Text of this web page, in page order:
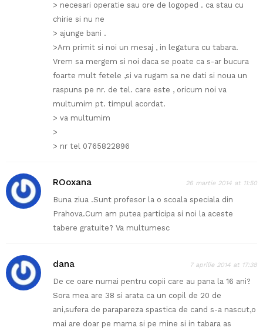
> necesari operatie sau ore de logoped . ca stau cu
chirie si nu ne
> ajunge bani .
>Am primit si noi un mesaj , in legatura cu tabara.
Vrem sa mergem si noi daca se poate ca s-ar bucura
foarte mult fetele ,si va rugam sa ne dati si noua un
raspuns pe nr. de tel. care este , oricum noi va
multumim pt. timpul acordat.
> va multumim
>
> nr tel 0765822896
ROoxana 26 martie 2014 at 11:50
Buna ziua .Sunt profesor la o scoala speciala din
Prahova.Cum am putea participa si noi la aceste
tabere gratuite? Va multumesc
dana 7 aprilie 2014 at 17:38
De ce oare numai pentru copii care au pana la 16 ani?
Sora mea are 38 si arata ca un copil de 20 de
ani,sufera de parapareza spastica de cand s-a nascut,o
mai are doar pe mama si pe mine si in tabara as